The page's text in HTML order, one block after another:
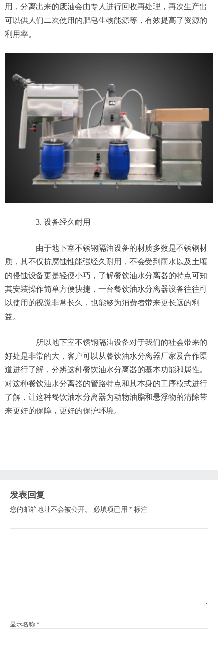
用，分离出来的废油会由专人进行回收再处理，再次生产出
可以供人们二次使用的肥皂生物能源等，有效提高了资源的
利用率。
3. 设备经久耐用
由于地下室不锈钢隔油设备的材质多数是不锈钢材
质，其不仅抗腐蚀性能强经久耐用，不会受到雨水以及土壤
的侵蚀设备更是轻便小巧，了解餐饮油水分离器的特点可知
其安装操作简单方便快捷，一台餐饮油水分离器设备往往可
以使用的视觉非常长久，也能够为消费者带来更长远的利
益。
所以地下室不锈钢隔油设备对于我们的社会带来的
好处是非常的大，客户可以从餐饮油水分离器厂家及合作渠
道进行了解，分辨这种餐饮油水分离器的基本功能和属性。
对这种餐饮油水分离器的管路特点和其本身的工序模式进行
了解，让这种餐饮油水分离器为动物油脂和悬浮物的清除带
来更好的保障，更好的保护环境。
发表回复
您的邮箱地址不会被公开。 必填项已用 * 标注
显示名称 *